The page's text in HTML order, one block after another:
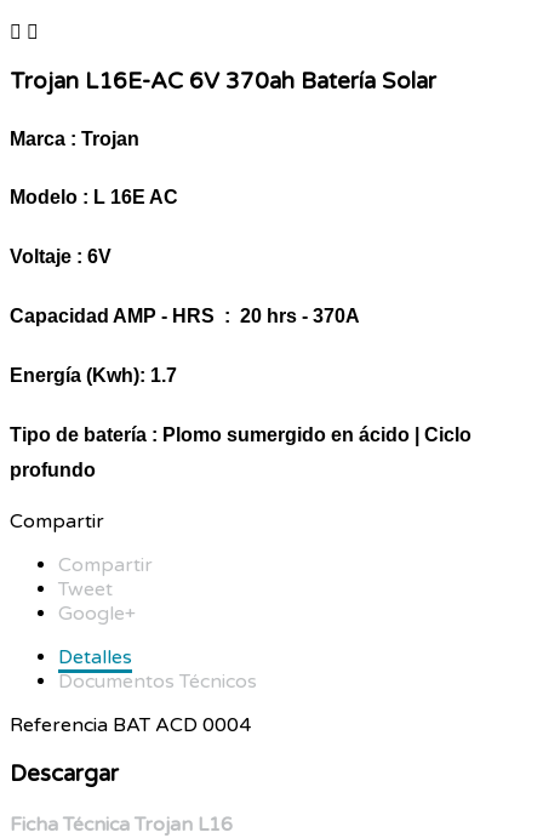
 
Trojan L16E-AC 6V 370ah Batería Solar
Marca : Trojan
Modelo : L 16E AC
Voltaje : 6V
Capacidad AMP - HRS : 20 hrs - 370A
Energía (Kwh): 1.7
Tipo de batería : Plomo sumergido en ácido | Ciclo
profundo
Compartir
Compartir
Tweet
Google+
Detalles
Documentos Técnicos
Referencia BAT ACD 0004
Descargar
Ficha Técnica Trojan L16